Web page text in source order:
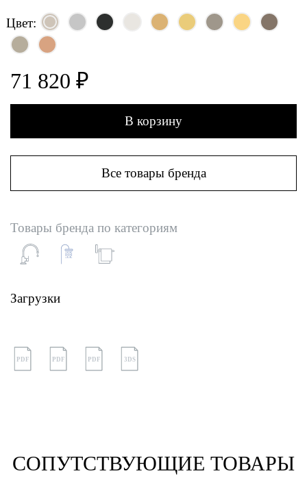
Цвет:
71 820 ₽
В корзину
Все товары бренда
Товары бренда по категориям
Загрузки
PDF PDF PDF 3DS
СОПУТСТВУЮЩИЕ ТОВАРЫ